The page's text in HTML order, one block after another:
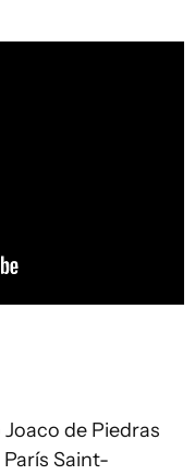
de Piedras
Saint-